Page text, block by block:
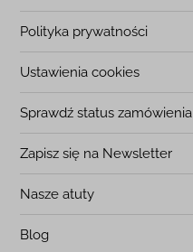
Polityka prywatności
Ustawienia cookies
Sprawdź status zamówienia
Zapisz się na Newsletter
Nasze atuty
Blog